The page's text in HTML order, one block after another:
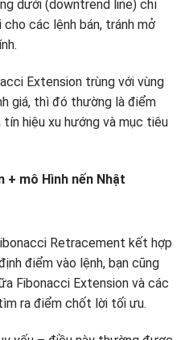
dưới (downtrend line) chỉ
các lệnh bán, tránh mở
Extension trùng với vùng
giá, thì đó thường là điểm
hiệu xu hướng và mục tiêu
+ mô Hình nến Nhật
Retracement kết hợp
điểm vào lệnh, bạn cũng
Fibonacci Extension và các
ra điểm chốt lời tối ưu.